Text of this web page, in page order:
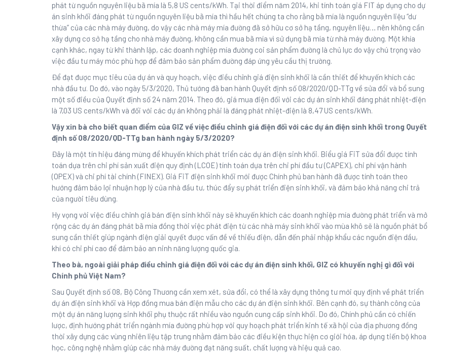
phát từ nguồn nguyên liệu bã mía là 5,8 US cents/kWh. Tại thời điểm năm 2014, khi tính toán giá FIT áp dụng cho dự
án sinh khối đáng phát từ nguồn nguyên liệu bã mía thì hầu hết chúng ta cho rằng bã mía là nguồn nguyên liệu “dư
thừa” của các nhà máy đường, do vậy các nhà máy mía đường đã sở hữu cơ sở hạ tầng, nguyên liệu… nên không cần
xây dựng cơ sở hạ tầng cho nhà máy đường, không cần mua bã mía vì sử dụng bã mía từ nhà máy đường. Một khía
cạnh khác, ngay từ khi thành lập, các doanh nghiệp mía đường coi sản phẩm đường là chủ lực do vậy chú trọng vào
việc đầu tư máy móc phù hợp để đảm bảo sản phẩm đường đáp ứng yêu cầu thị trường.
Để đạt được mục tiêu của dự án và quy hoạch, việc điều chỉnh giá điện sinh khối là cần thiết để khuyến khích các
nhà đầu tư. Do đó, vào ngày 5/3/2020, Thủ tướng đã ban hành Quyết định số 08/2020/QD-TTg về sửa đổi và bổ sung
một số điều của Quyết định số 24 năm 2014. Theo đó, giá mua điện đối với các dự án sinh khối đáng phát nhiệt-điện
là 7,03 US cents/kWh và đối với các dự án không phải là đáng phát nhiệt-điện là 8,47 US cents/kWh.
Vậy xin bà cho biết quan điểm của GIZ về việc điều chỉnh giá điện đối với các dự án điện sinh khối trong Quyết
định số 08/2020/QD-TTg ban hành ngày 5/3/2020?
Đây là một tín hiệu đáng mừng để khuyến khích phát triển các dự án điện sinh khối. Biểu giá FiT sửa đổi được tính
toán dựa trên chi phí sản xuất điện quy định (LCOE) tính toán dựa trên chi phí đầu tư (CAPEX), chi phí vận hành
(OPEX) và chi phí tài chính (FINEX). Giá FiT điện sinh khối mới được Chính phủ ban hành đã được tính toán theo
hướng đảm bảo lợi nhuận hợp lý của nhà đầu tư, thúc đẩy sự phát triển điện sinh khối, và đảm bảo khả năng chi trả
của người tiêu dùng.
Hy vọng với việc điều chỉnh giá bán điện sinh khối này sẽ khuyến khích các doanh nghiệp mía đường phát triển và mở
rộng các dự án đáng phát bã mía đồng thời việc phát điện từ các nhà máy sinh khối vào mùa khô sẽ là nguồn phát bổ
sung cần thiết giúp ngành điện giải quyết được vấn đề về thiếu điện, dẫn đến phải nhập khẩu các nguồn điện dầu,
khí có chi phí cao để đảm bảo an ninh năng lượng quốc gia.
Theo bà, ngoài giải pháp điều chỉnh giá điện đối với các dự án điện sinh khối, GIZ có khuyến nghị gì đối với
Chính phủ Việt Nam?
Sau Quyết định số 08, Bộ Công Thương cần xem xét, sửa đổi, có thể là xây dựng thông tư mới quy định về phát triển
dự án điện sinh khối và Hợp đồng mua bán điện mẫu cho các dự án điện sinh khối. Bên cạnh đó, sự thành công của
một dự án năng lượng sinh khối phụ thuộc rất nhiều vào nguồn cung cấp sinh khối. Do đó, Chính phủ cần có chiến
lược, định hướng phát triển ngành mía đường phù hợp với quy hoạch phát triển kinh tế xã hội của địa phương đồng
thời xây dựng các vùng nhiên liệu tập trung nhằm đảm bảo các điều kiện thực hiện cơ giới hóa, áp dụng tiến bộ khoa
học, công nghệ nhằm giúp các nhà máy đường đạt năng suất, chất lượng và hiệu quả cao.